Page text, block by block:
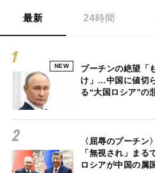
最新 24時間
NEW
プーチンの絶望「
け」…中国に値切
る“大国ロシア”の
〈屈辱のプーチン
「無視され」ま
ロシアが中国の属